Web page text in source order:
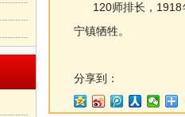
120师排长，1918
宁镇牺牲。
分享到：